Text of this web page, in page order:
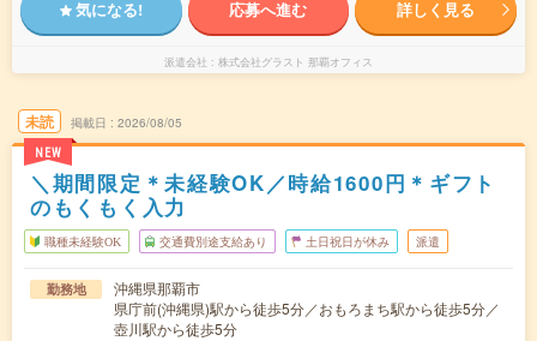
気になる! 応募へ進む 詳しく見る
派遣会社 株式会社グラスト 那覇オフィス
未読
NEW
掲載日 2026/08/05
＼期間限定＊未経験OK／時給1600円＊ギフト
のもくもく入力
職種未経験OK 交通費別途支給あり 土日祝日が休み 派遣
勤務地
沖縄県那覇市
県庁前(沖縄県)駅から徒歩5分／おもろまち駅から徒歩5分／
壺川駅から徒歩5分